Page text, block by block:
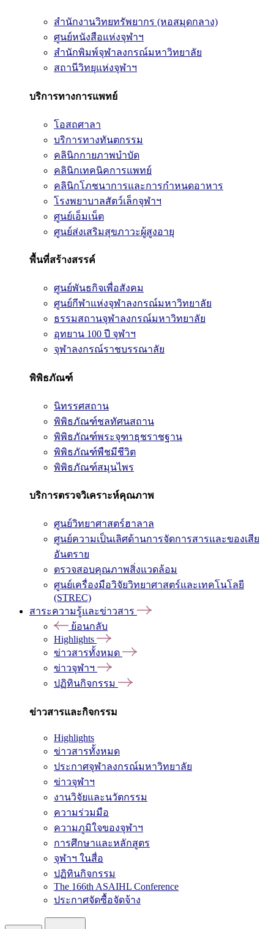
สำนักงานวิทยทรัพยากร (หอสมุดกลาง)
ศูนย์หนังสือแห่งจุฬาฯ
สำนักพิมพ์จุฬาลงกรณ์มหาวิทยาลัย
สถานีวิทยุแห่งจุฬาฯ
บริการทางการแพทย์
โอสถศาลา
บริการทางทันตกรรม
คลินิกกายภาพบำบัด
คลินิกเทคนิคการแพทย์
คลินิกโภชนาการและการกำหนดอาหาร
โรงพยาบาลสัตว์เล็กจุฬาฯ
ศูนย์เอ็มเน็ต
ศูนย์ส่งเสริมสุขภาวะผู้สูงอายุ
พื้นที่สร้างสรรค์
ศูนย์พันธกิจเพื่อสังคม
ศูนย์กีฬาแห่งจุฬาลงกรณ์มหาวิทยาลัย
ธรรมสถานจุฬาลงกรณ์มหาวิทยาลัย
อุทยาน 100 ปี จุฬาฯ
จุฬาลงกรณ์ราชบรรณาลัย
พิพิธภัณฑ์
นิทรรศสถาน
พิพิธภัณฑ์ชลทัศนสถาน
พิพิธภัณฑ์พระจุฑาธุชราชฐาน
พิพิธภัณฑ์พืชมีชีวิต
พิพิธภัณฑ์สมุนไพร
บริการตรวจวิเคราะห์คุณภาพ
ศูนย์วิทยาศาสตร์ฮาลาล
ศูนย์ความเป็นเลิศด้านการจัดการสารและของเสีย
อันตราย
ตรวจสอบคุณภาพสิ่งแวดล้อม
ศูนย์เครื่องมือวิจัยวิทยาศาสตร์และเทคโนโลยี
(STREC)
สาระความรู้และข่าวสาร
ย้อนกลับ
Highlights
ข่าวสารทั้งหมด
ข่าวจุฬาฯ
ปฏิทินกิจกรรม
ข่าวสารและกิจกรรม
Highlights
ข่าวสารทั้งหมด
ประกาศจุฬาลงกรณ์มหาวิทยาลัย
ข่าวจุฬาฯ
งานวิจัยและนวัตกรรม
ความร่วมมือ
ความภูมิใจของจุฬาฯ
การศึกษาและหลักสูตร
จุฬาฯ ในสื่อ
ปฏิทินกิจกรรม
The 166th ASAIHL Conference
ประกาศจัดซื้อจัดจ้าง